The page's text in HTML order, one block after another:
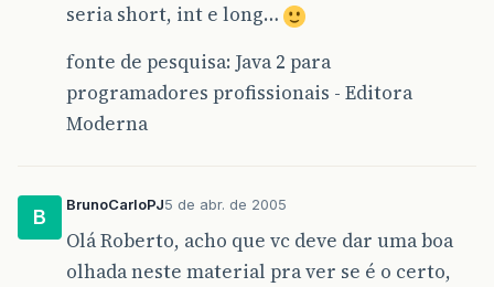
seria short, int e long…
fonte de pesquisa: Java 2 para
programadores profissionais - Editora
Moderna
B
BrunoCarloPJ5 de abr. de 2005
Olá Roberto, acho que vc deve dar uma boa
olhada neste material pra ver se é o certo,